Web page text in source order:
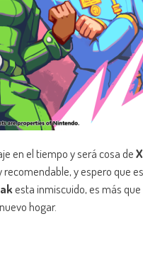
en el tiempo y será cosa de
recomendable, y espero que
esta inmiscuido, es más
hogar.